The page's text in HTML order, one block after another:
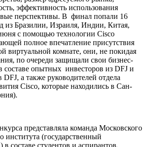
эффективность использования
перспективы. В финал попали 16
из Бразилии, Израиля, Индии, Китая,
с помощью технологии Cisco
полное впечатление присутствия
виртуальной комнате, они, не покидая
по очереди защищали свои бизнес-
опытных инвесторов из DFJ и
а также руководителей отдела
Cisco, которые находились в Сан-
представляла команда Московского
института (государственный